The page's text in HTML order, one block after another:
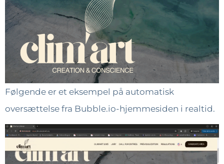
Følgende er et eksempel på automatisk
oversættelse fra Bubble.io-hjemmesiden i realtid.